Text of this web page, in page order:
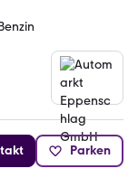
Parken